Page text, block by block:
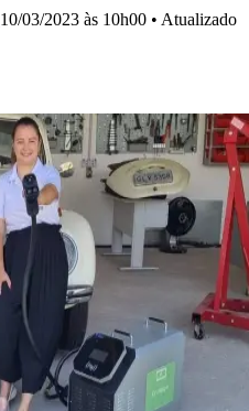
10/03/2023 às 10h00 • Atualizado